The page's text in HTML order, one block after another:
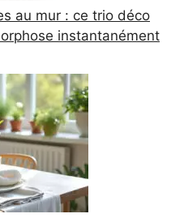
au mur : ce trio déco
instantanément